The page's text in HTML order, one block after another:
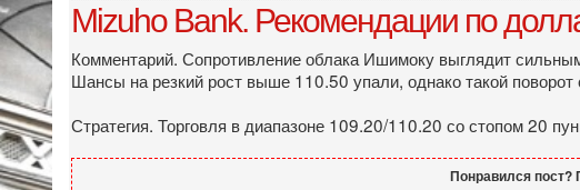
Mizuho Bank. Рекомендации по
Комментарий. Сопротивление облака Ишимоку выглядит
Шансы на резкий рост выше 110.50 упали, однако такой
Стратегия. Торговля в диапазоне 109.20/110.20 со стопом 20
Понравился пост?